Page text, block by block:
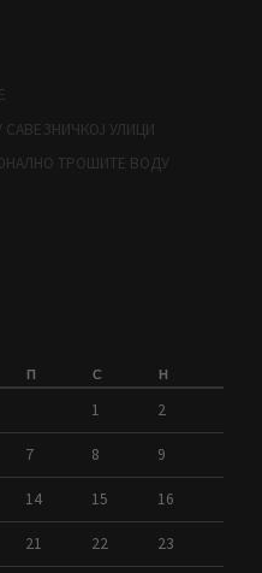
САВЕЗНИЧКОЈ УЛИЦИ
ТРОШИТЕ ВОДУ
П С Н
1 2
7 8 9
14 15 16
21 22 23